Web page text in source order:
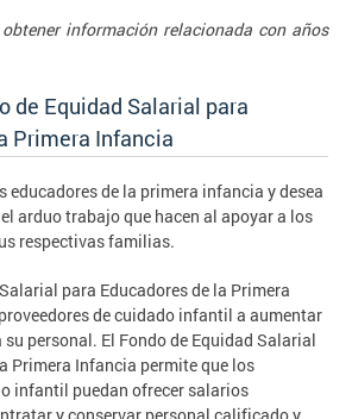
información relacionada con años
de Equidad Salarial para
Primera Infancia
educadores de la primera infancia y desea
arduo trabajo que hacen al apoyar a los
respectivas familias.
para Educadores de la Primera
de cuidado infantil a aumentar
personal. El Fondo de Equidad Salarial
Primera Infancia permite que los
infantil puedan ofrecer salarios